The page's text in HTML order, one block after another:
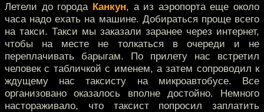
Летели до города Канкун, а из аэропорта еще около
часа надо ехать на машине. Добираться проще всего
на такси. Такси мы заказали заранее через интернет,
чтобы на месте не толкаться в очереди и не
переплачивать барыгам. По прилету нас встретил
человек с табличкой с именем, а затем сопроводил к
ждущему нас таксисту на микроавтобусе. Все
организовано оказалось вполне достойно. Немного
настораживало, что таксист попросил заплатить